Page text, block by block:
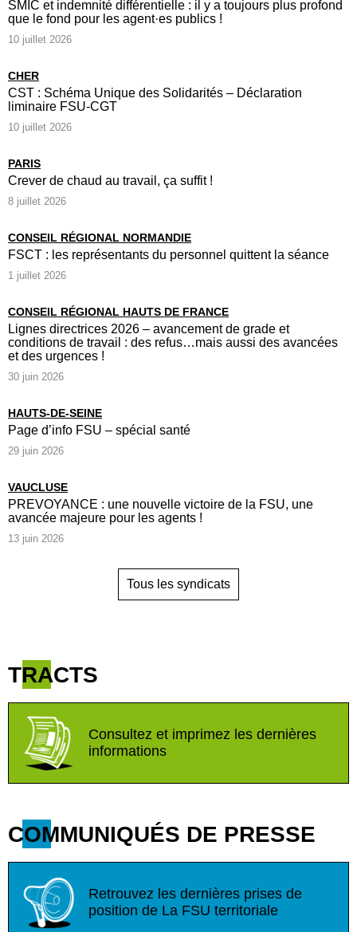
SMIC et indemnité différentielle : il y a toujours plus profond
que le fond pour les agent·es publics !
10 juillet 2026
CHER
CST : Schéma Unique des Solidarités – Déclaration
liminaire FSU-CGT
10 juillet 2026
PARIS
Crever de chaud au travail, ça suffit !
8 juillet 2026
CONSEIL RÉGIONAL NORMANDIE
FSCT : les représentants du personnel quittent la séance
1 juillet 2026
CONSEIL RÉGIONAL HAUTS DE FRANCE
Lignes directrices 2026 – avancement de grade et
conditions de travail : des refus…mais aussi des avancées
et des urgences !
30 juin 2026
HAUTS-DE-SEINE
Page d’info FSU – spécial santé
29 juin 2026
VAUCLUSE
PREVOYANCE : une nouvelle victoire de la FSU, une
avancée majeure pour les agents !
13 juin 2026
Tous les syndicats
TRACTS
Consultez et imprimez les dernières
informations
COMMUNIQUÉS DE PRESSE
Retrouvez les dernières prises de
position de La FSU territoriale